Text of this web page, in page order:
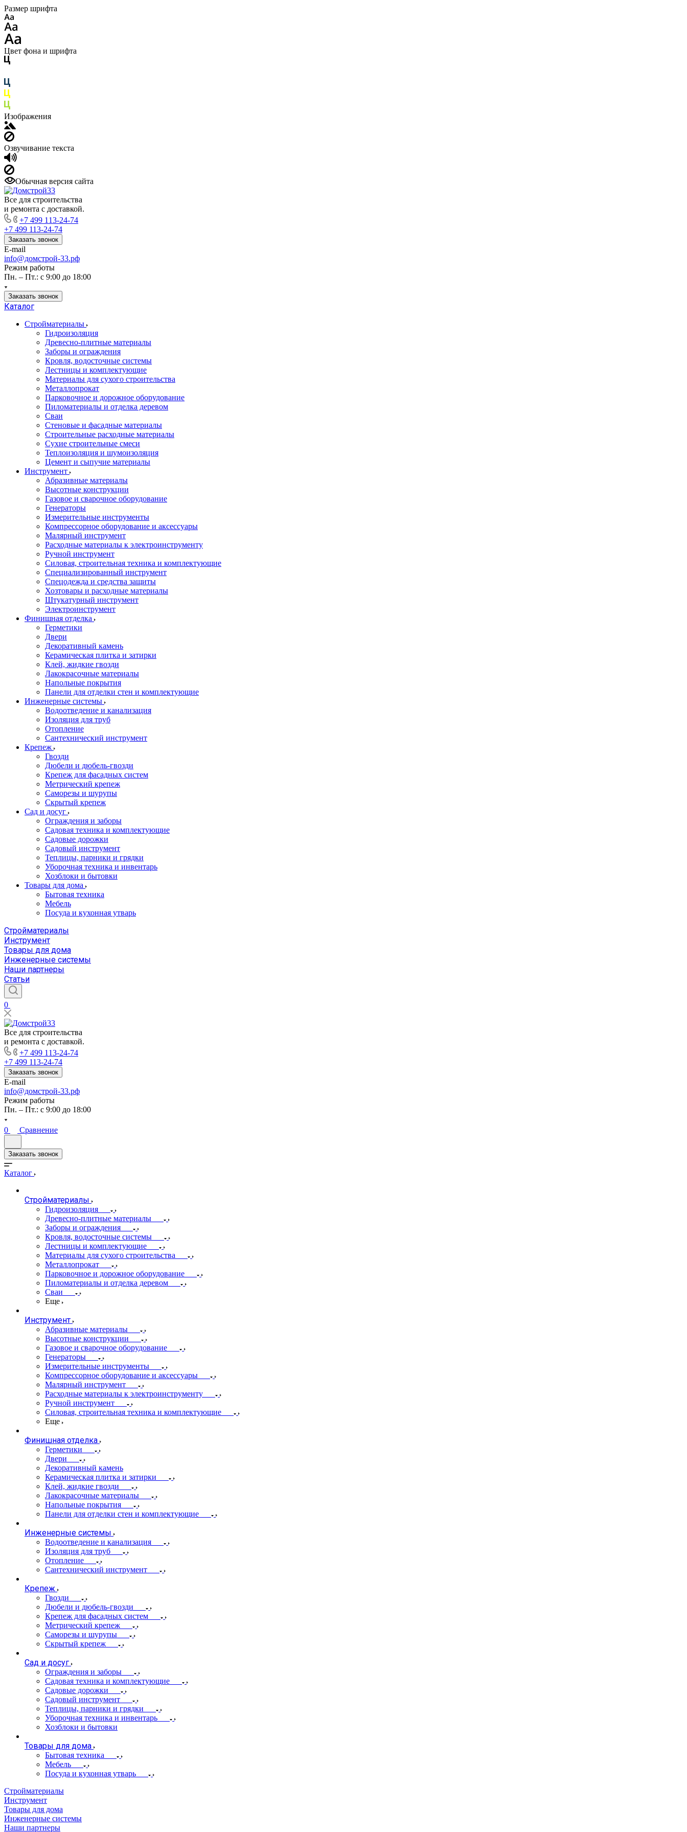
Размер шрифта
Цвет фона и шрифта
Изображения
Озвучивание текста
Обычная версия сайта
Все для строительства
и ремонта с доставкой.
+7 499 113-24-74
+7 499 113-24-74
Заказать звонок
E-mail
info@домстрой-33.рф
Режим работы
Пн. – Пт.: с 9:00 до 18:00
Заказать звонок
Каталог
Стройматериалы
Гидроизоляция
Древесно-плитные материалы
Заборы и ограждения
Кровля, водосточные системы
Лестницы и комплектующие
Материалы для сухого строительства
Металлопрокат
Парковочное и дорожное оборудование
Пиломатериалы и отделка деревом
Сваи
Стеновые и фасадные материалы
Строительные расходные материалы
Сухие строительные смеси
Теплоизоляция и шумоизоляция
Цемент и сыпучие материалы
Инструмент
Абразивные материалы
Высотные конструкции
Газовое и сварочное оборудование
Генераторы
Измерительные инструменты
Компрессорное оборудование и аксессуары
Малярный инструмент
Расходные материалы к электроинструменту
Ручной инструмент
Силовая, строительная техника и комплектующие
Специализированный инструмент
Спецодежда и средства защиты
Хозтовары и расходные материалы
Штукатурный инструмент
Электроинструмент
Финишная отделка
Герметики
Двери
Декоративный камень
Керамическая плитка и затирки
Клей, жидкие гвозди
Лакокрасочные материалы
Напольные покрытия
Панели для отделки стен и комплектующие
Инженерные системы
Водоотведение и канализация
Изоляция для труб
Отопление
Сантехнический инструмент
Крепеж
Гвозди
Дюбели и дюбель-гвозди
Крепеж для фасадных систем
Метрический крепеж
Саморезы и шурупы
Скрытый крепеж
Сад и досуг
Ограждения и заборы
Садовая техника и комплектующие
Садовые дорожки
Садовый инструмент
Теплицы, парники и грядки
Уборочная техника и инвентарь
Хозблоки и бытовки
Товары для дома
Бытовая техника
Мебель
Посуда и кухонная утварь
Стройматериалы
Инструмент
Товары для дома
Инженерные системы
Наши партнеры
Статьи
0
Все для строительства
и ремонта с доставкой.
+7 499 113-24-74
+7 499 113-24-74
Заказать звонок
E-mail
info@домстрой-33.рф
Режим работы
Пн. – Пт.: с 9:00 до 18:00
0 Сравнение
Заказать звонок
Каталог
Стройматериалы
Гидроизоляция
Древесно-плитные материалы
Заборы и ограждения
Кровля, водосточные системы
Лестницы и комплектующие
Материалы для сухого строительства
Металлопрокат
Парковочное и дорожное оборудование
Пиломатериалы и отделка деревом
Сваи
Еще
Инструмент
Абразивные материалы
Высотные конструкции
Газовое и сварочное оборудование
Генераторы
Измерительные инструменты
Компрессорное оборудование и аксессуары
Малярный инструмент
Расходные материалы к электроинструменту
Ручной инструмент
Силовая, строительная техника и комплектующие
Еще
Финишная отделка
Герметики
Двери
Декоративный камень
Керамическая плитка и затирки
Клей, жидкие гвозди
Лакокрасочные материалы
Напольные покрытия
Панели для отделки стен и комплектующие
Инженерные системы
Водоотведение и канализация
Изоляция для труб
Отопление
Сантехнический инструмент
Крепеж
Гвозди
Дюбели и дюбель-гвозди
Крепеж для фасадных систем
Метрический крепеж
Саморезы и шурупы
Скрытый крепеж
Сад и досуг
Ограждения и заборы
Садовая техника и комплектующие
Садовые дорожки
Садовый инструмент
Теплицы, парники и грядки
Уборочная техника и инвентарь
Хозблоки и бытовки
Товары для дома
Бытовая техника
Мебель
Посуда и кухонная утварь
Стройматериалы
Инструмент
Товары для дома
Инженерные системы
Наши партнеры